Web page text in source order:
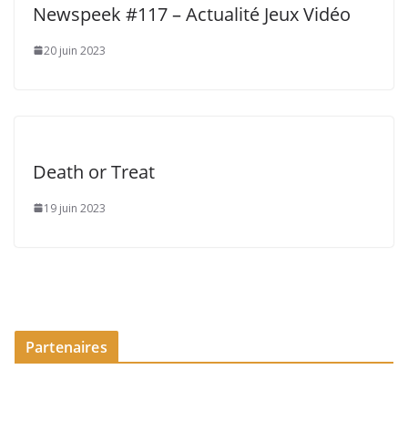
Newspeek #117 – Actualité Jeux Vidéo
20 juin 2023
Death or Treat
19 juin 2023
Partenaires